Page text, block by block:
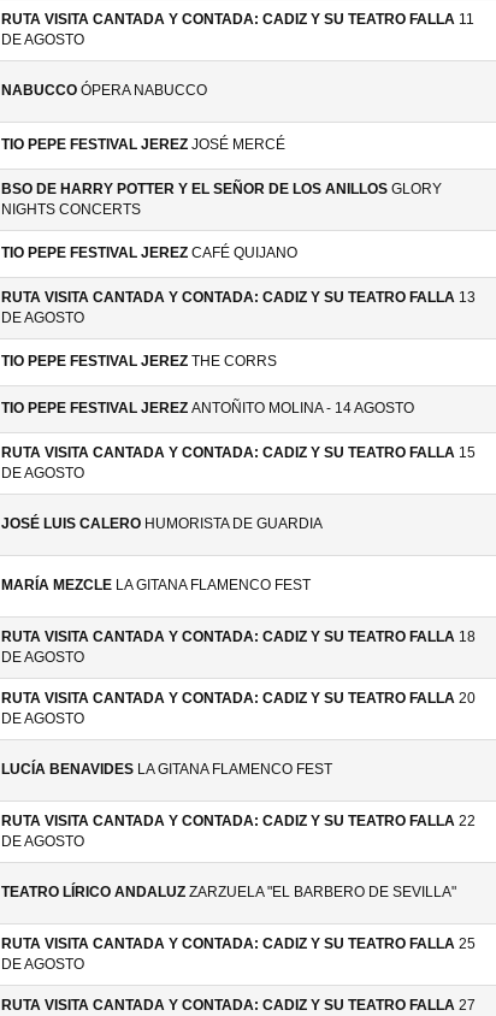
RUTA VISITA CANTADA Y CONTADA: CADIZ Y SU TEATRO FALLA 11
DE AGOSTO
NABUCCO ÓPERA NABUCCO
TIO PEPE FESTIVAL JEREZ JOSÉ MERCÉ
BSO DE HARRY POTTER Y EL SEÑOR DE LOS ANILLOS GLORY
NIGHTS CONCERTS
TIO PEPE FESTIVAL JEREZ CAFÉ QUIJANO
RUTA VISITA CANTADA Y CONTADA: CADIZ Y SU TEATRO FALLA 13
DE AGOSTO
TIO PEPE FESTIVAL JEREZ THE CORRS
TIO PEPE FESTIVAL JEREZ ANTOÑITO MOLINA - 14 AGOSTO
RUTA VISITA CANTADA Y CONTADA: CADIZ Y SU TEATRO FALLA 15
DE AGOSTO
JOSÉ LUIS CALERO HUMORISTA DE GUARDIA
MARÍA MEZCLE LA GITANA FLAMENCO FEST
RUTA VISITA CANTADA Y CONTADA: CADIZ Y SU TEATRO FALLA 18
DE AGOSTO
RUTA VISITA CANTADA Y CONTADA: CADIZ Y SU TEATRO FALLA 20
DE AGOSTO
LUCÍA BENAVIDES LA GITANA FLAMENCO FEST
RUTA VISITA CANTADA Y CONTADA: CADIZ Y SU TEATRO FALLA 22
DE AGOSTO
TEATRO LÍRICO ANDALUZ ZARZUELA "EL BARBERO DE SEVILLA"
RUTA VISITA CANTADA Y CONTADA: CADIZ Y SU TEATRO FALLA 25
DE AGOSTO
RUTA VISITA CANTADA Y CONTADA: CADIZ Y SU TEATRO FALLA 27